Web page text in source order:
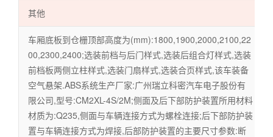
其他
车厢底板到仓栅顶部高度为(mm):1800,1900,2000,2100,22
00,2300,2400;选装前档与后门样式,选装后组合灯样式,选装
前档板两侧立柱样式,选装门扇样式,选装合页样式,该车装备
空气悬架.ABS系统生产厂家:广州瑞立科密汽车电子股份有
限公司,型号:CM2XL-4S/2M;侧面及后下部防护装置所用材料
材质为:Q235,侧面与车辆连接方式为螺栓连接;后下部防护装
置与车辆连接方式为焊接,后部防护装置的主要尺寸参数:断